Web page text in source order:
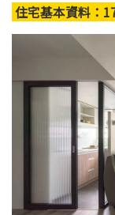
住宅基本資料：